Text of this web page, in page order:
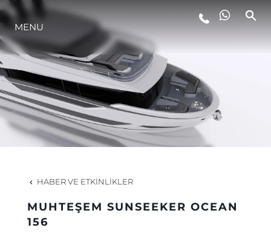
YAŞAM ŞEKLİ
YENILIK
ŞİRKET
MİRAS
MENU
HABER VE ETKINLIKLER
MUHTEŞEM SUNSEEKER OCEAN
156